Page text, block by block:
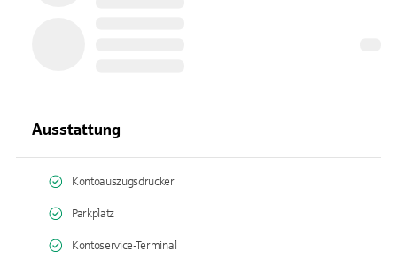
Ausstattung
Kontoauszugsdrucker
Parkplatz
Kontoservice-Terminal